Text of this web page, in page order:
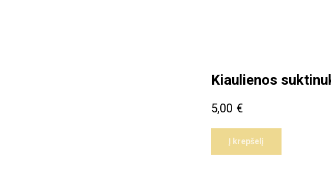
Kiaulienos
5,00 €
Į krepšelį